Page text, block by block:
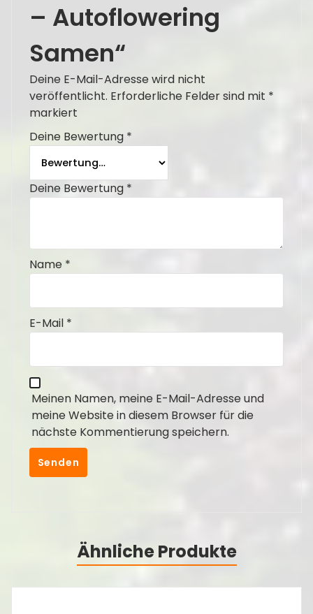
– Autoflowering
Samen“
Deine E-Mail-Adresse wird nicht
veröffentlicht. Erforderliche Felder sind mit *
markiert
Deine Bewertung *
Deine Bewertung *
Name *
E-Mail *
Meinen Namen, meine E-Mail-Adresse und
meine Website in diesem Browser für die
nächste Kommentierung speichern.
Ähnliche Produkte